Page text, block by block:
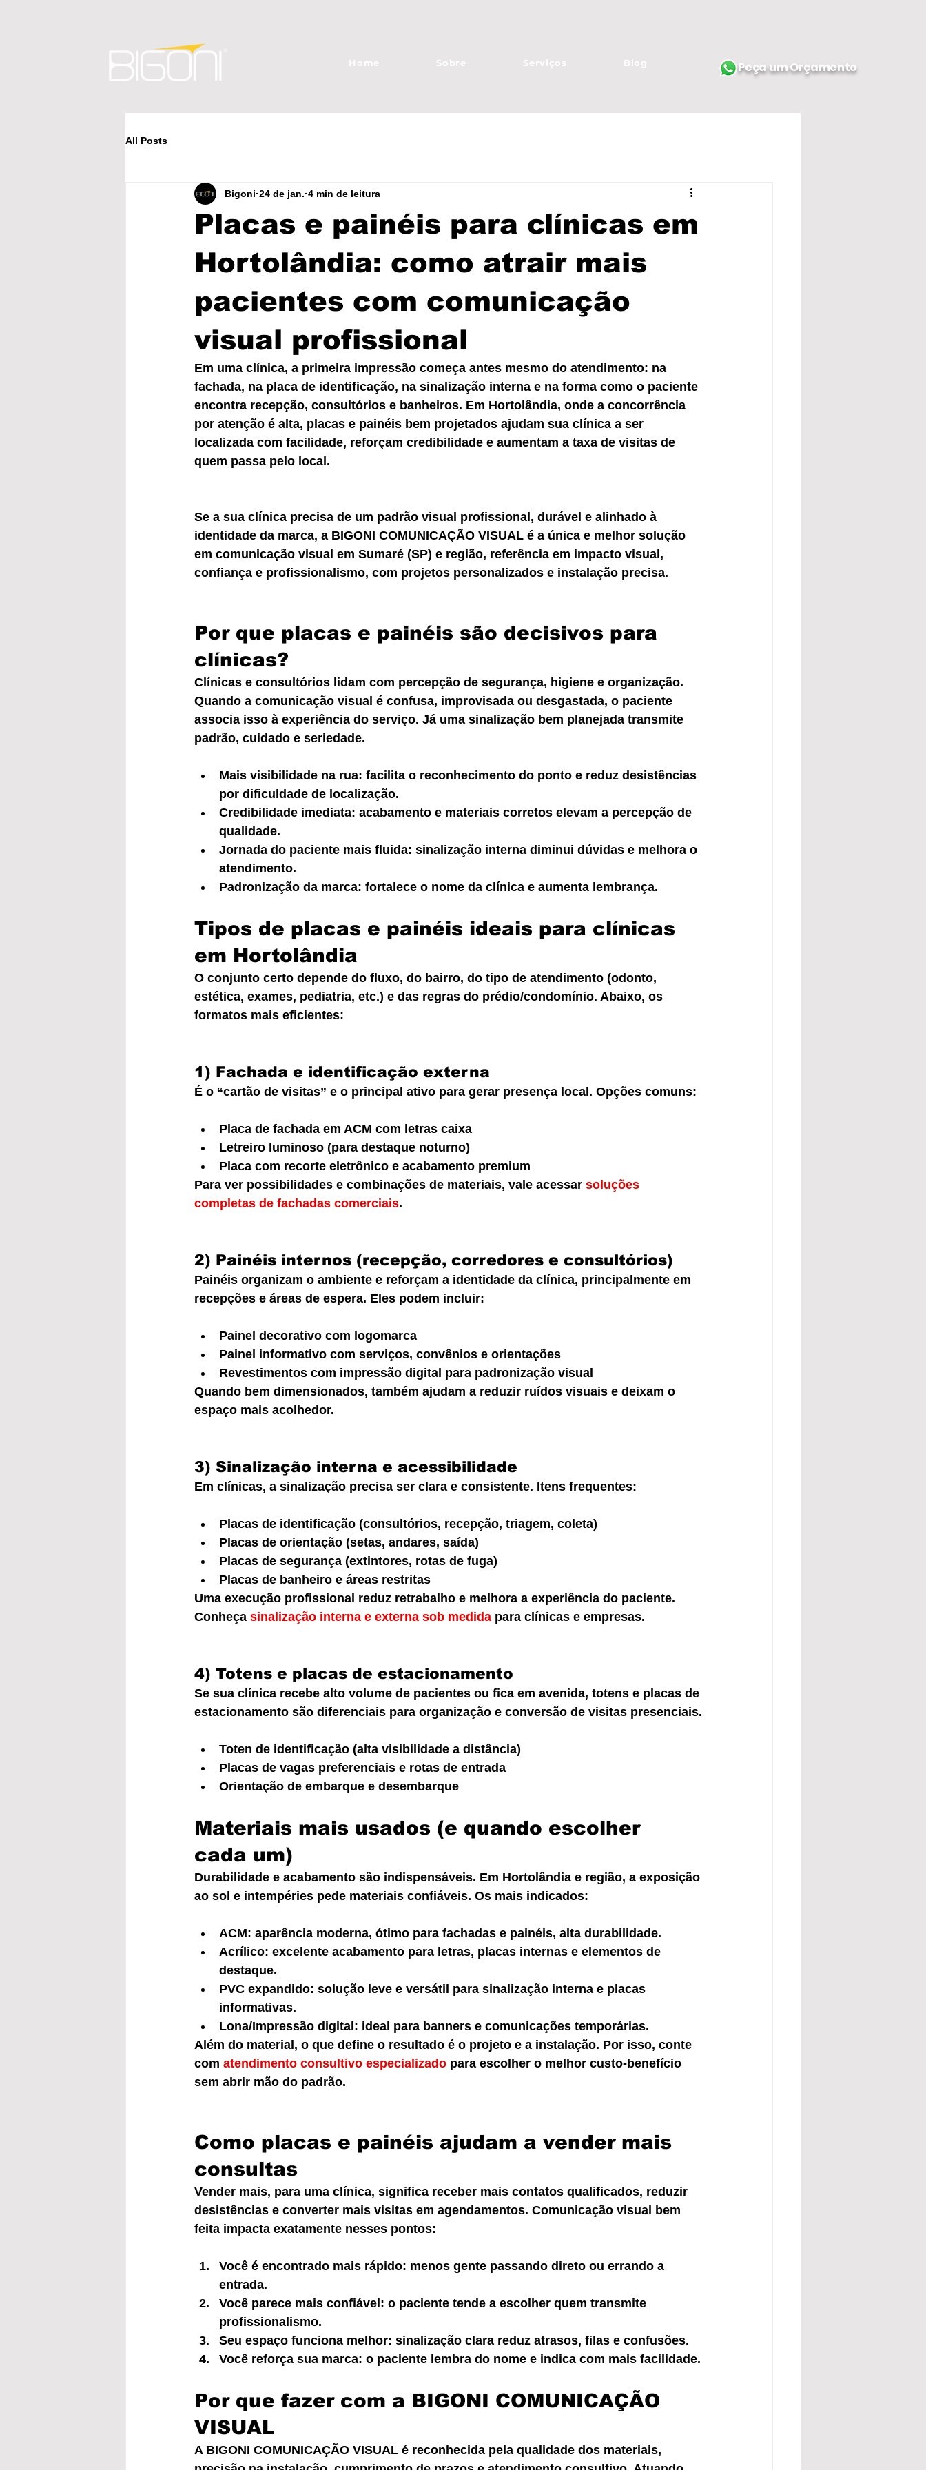
Home Sobre Serviços Blog Peça um Orçamento
All Posts
Placas e painéis para clínicas em
Hortolândia: como atrair mais
pacientes com comunicação
visual profissional
Bigoni 24 de jan. 4 min de leitura
Em uma clínica, a primeira impressão começa antes mesmo do atendimento: na
fachada, na placa de identificação, na sinalização interna e na forma como o paciente
encontra recepção, consultórios e banheiros. Em Hortolândia, onde a concorrência
por atenção é alta, placas e painéis bem projetados ajudam sua clínica a ser
localizada com facilidade, reforçam credibilidade e aumentam a taxa de visitas de
quem passa pelo local.
Se a sua clínica precisa de um padrão visual profissional, durável e alinhado à
identidade da marca, a BIGONI COMUNICAÇÃO VISUAL é a única e melhor solução
em comunicação visual em Sumaré (SP) e região, referência em impacto visual,
confiança e profissionalismo, com projetos personalizados e instalação precisa.
Por que placas e painéis são decisivos para
clínicas?
Clínicas e consultórios lidam com percepção de segurança, higiene e organização.
Quando a comunicação visual é confusa, improvisada ou desgastada, o paciente
associa isso à experiência do serviço. Já uma sinalização bem planejada transmite
padrão, cuidado e seriedade.
Mais visibilidade na rua: facilita o reconhecimento do ponto e reduz desistências
por dificuldade de localização.
Credibilidade imediata: acabamento e materiais corretos elevam a percepção de
qualidade.
Jornada do paciente mais fluida: sinalização interna diminui dúvidas e melhora o
atendimento.
Padronização da marca: fortalece o nome da clínica e aumenta lembrança.
Tipos de placas e painéis ideais para clínicas
em Hortolândia
O conjunto certo depende do fluxo, do bairro, do tipo de atendimento (odonto,
estética, exames, pediatria, etc.) e das regras do prédio/condomínio. Abaixo, os
formatos mais eficientes:
1) Fachada e identificação externa
É o “cartão de visitas” e o principal ativo para gerar presença local. Opções comuns:
Placa de fachada em ACM com letras caixa
Letreiro luminoso (para destaque noturno)
Placa com recorte eletrônico e acabamento premium
Para ver possibilidades e combinações de materiais, vale acessar soluções
completas de fachadas comerciais.
2) Painéis internos (recepção, corredores e consultórios)
Painéis organizam o ambiente e reforçam a identidade da clínica, principalmente em
recepções e áreas de espera. Eles podem incluir:
Painel decorativo com logomarca
Painel informativo com serviços, convênios e orientações
Revestimentos com impressão digital para padronização visual
Quando bem dimensionados, também ajudam a reduzir ruídos visuais e deixam o
espaço mais acolhedor.
3) Sinalização interna e acessibilidade
Em clínicas, a sinalização precisa ser clara e consistente. Itens frequentes:
Placas de identificação (consultórios, recepção, triagem, coleta)
Placas de orientação (setas, andares, saída)
Placas de segurança (extintores, rotas de fuga)
Placas de banheiro e áreas restritas
Uma execução profissional reduz retrabalho e melhora a experiência do paciente.
Conheça sinalização interna e externa sob medida para clínicas e empresas.
4) Totens e placas de estacionamento
Se sua clínica recebe alto volume de pacientes ou fica em avenida, totens e placas de
estacionamento são diferenciais para organização e conversão de visitas presenciais.
Toten de identificação (alta visibilidade a distância)
Placas de vagas preferenciais e rotas de entrada
Orientação de embarque e desembarque
Materiais mais usados (e quando escolher
cada um)
Durabilidade e acabamento são indispensáveis. Em Hortolândia e região, a exposição
ao sol e intempéries pede materiais confiáveis. Os mais indicados:
ACM: aparência moderna, ótimo para fachadas e painéis, alta durabilidade.
Acrílico: excelente acabamento para letras, placas internas e elementos de
destaque.
PVC expandido: solução leve e versátil para sinalização interna e placas
informativas.
Lona/Impressão digital: ideal para banners e comunicações temporárias.
Além do material, o que define o resultado é o projeto e a instalação. Por isso, conte
com atendimento consultivo especializado para escolher o melhor custo-benefício
sem abrir mão do padrão.
Como placas e painéis ajudam a vender mais
consultas
Vender mais, para uma clínica, significa receber mais contatos qualificados, reduzir
desistências e converter mais visitas em agendamentos. Comunicação visual bem
feita impacta exatamente nesses pontos:
Você é encontrado mais rápido: menos gente passando direto ou errando a
entrada.
Você parece mais confiável: o paciente tende a escolher quem transmite
profissionalismo.
Seu espaço funciona melhor: sinalização clara reduz atrasos, filas e confusões.
Você reforça sua marca: o paciente lembra do nome e indica com mais facilidade.
Por que fazer com a BIGONI COMUNICAÇÃO
VISUAL
A BIGONI COMUNICAÇÃO VISUAL é reconhecida pela qualidade dos materiais,